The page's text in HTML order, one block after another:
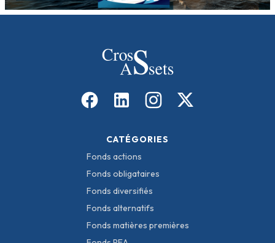
CATÉGORIES
Fonds actions
Fonds obligataires
Fonds diversifiés
Fonds alternatifs
Fonds matières premières